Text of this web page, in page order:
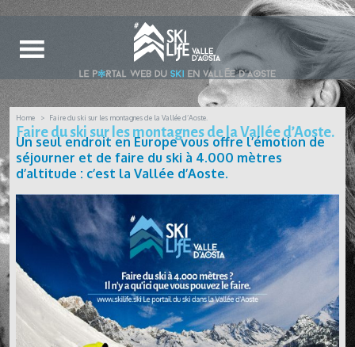
Home Faire du ski sur les montagnes de la Vallée d’Aoste.
Faire du ski sur les montagnes de la Vallée d’Aoste.
Un seul endroit en Europe vous offre l’émotion de
séjourner et de faire du ski à 4.000 mètres
d’altitude : c’est la Vallée d’Aoste.